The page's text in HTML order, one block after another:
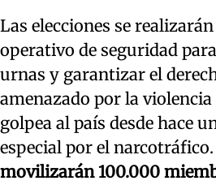
Las elecciones se
operativo de seguridad
urnas y garantizar el
amenazado por la
golpea al país desde hace
especial por el narcotráfico.
movilizarán 100.000